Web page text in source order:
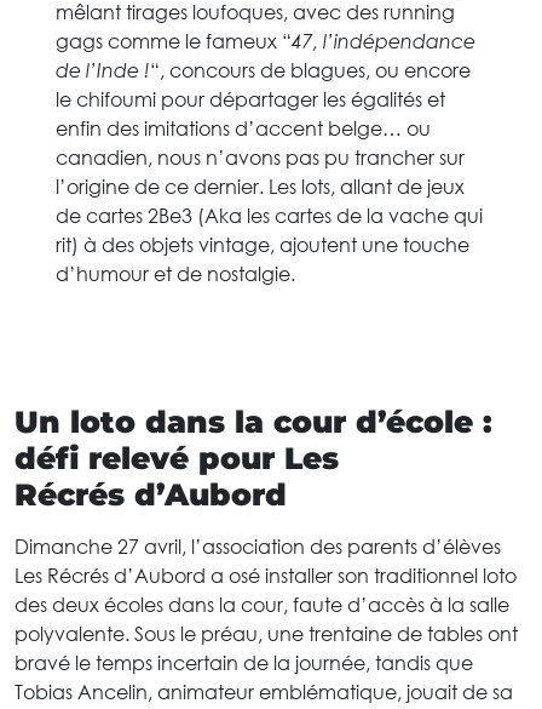
mêlant tirages loufoques, avec des running
gags comme le fameux “47, l’indépendance
de l’Inde !“, concours de blagues, ou encore
le chifoumi pour départager les égalités et
enfin des imitations d’accent belge… ou
canadien, nous n’avons pas pu trancher sur
l’origine de ce dernier. Les lots, allant de jeux
de cartes 2Be3 (Aka les cartes de la vache qui
rit) à des objets vintage, ajoutent une touche
d’humour et de nostalgie.
Un loto dans la cour d’école :
défi relevé pour Les
Récrés d’Aubord
Dimanche 27 avril, l’association des parents d’élèves
Les Récrés d’Aubord a osé installer son traditionnel loto
des deux écoles dans la cour, faute d’accès à la salle
polyvalente. Sous le préau, une trentaine de tables ont
bravé le temps incertain de la journée, tandis que
Tobias Ancelin, animateur emblématique, jouait de sa